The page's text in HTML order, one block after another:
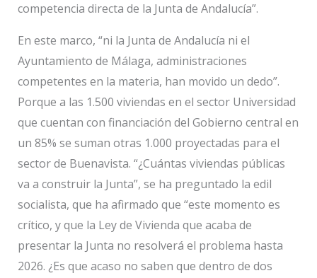
competencia directa de la Junta de Andalucía”.
En este marco, “ni la Junta de Andalucía ni el
Ayuntamiento de Málaga, administraciones
competentes en la materia, han movido un dedo”.
Porque a las 1.500 viviendas en el sector Universidad
que cuentan con financiación del Gobierno central en
un 85% se suman otras 1.000 proyectadas para el
sector de Buenavista. “¿Cuántas viviendas públicas
va a construir la Junta”, se ha preguntado la edil
socialista, que ha afirmado que “este momento es
crítico, y que la Ley de Vivienda que acaba de
presentar la Junta no resolverá el problema hasta
2026. ¿Es que acaso no saben que dentro de dos